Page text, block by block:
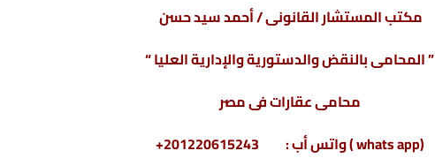
مكتب المستشار القانونى / أحمد سيد حسن
” المحامى بالنقض والدستورية والإدارية العليا “
محامى عقارات فى مصر
(whats app ) واتس أب : 201220615243+